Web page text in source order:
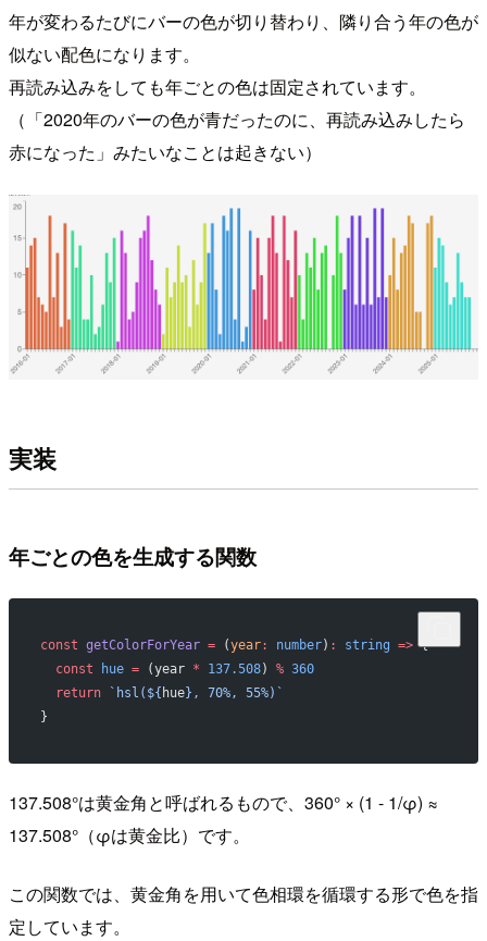
年が変わるたびにバーの色が切り替わり、隣り合う年の色が
似ない配色になります。
再読み込みをしても年ごとの色は固定されています。
（「2020年のバーの色が青だったのに、再読み込みしたら
赤になった」みたいなことは起きない）
実装
年ごとの色を生成する関数
const getColorForYear = (year: number) : string => {
  const
hue = (year * 137.508) % 360
  return
`hsl(${ hue}, 70%, 55%)`
}
137.508°は黄金角と呼ばれるもので、360° × (1 - 1/φ) ≈
137.508°（φは黄金比）です。
この関数では、黄金角を用いて色相環を循環する形で色を指
定しています。